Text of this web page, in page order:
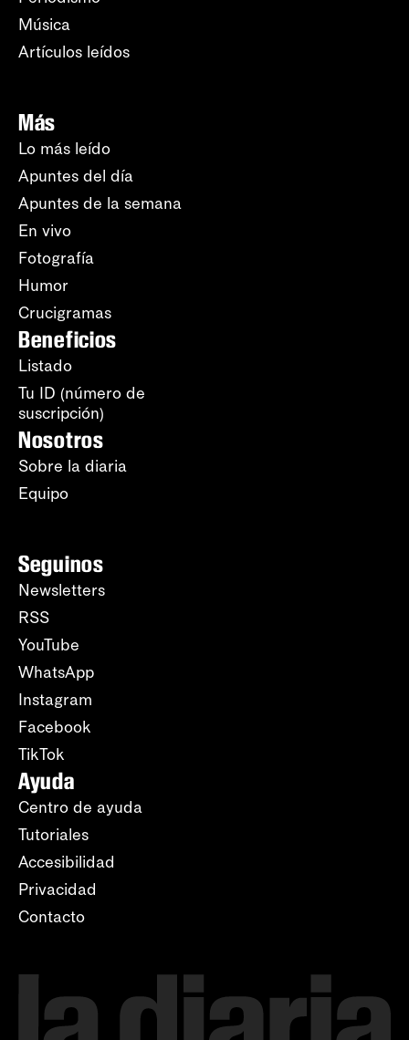
Música
Artículos leídos
Más
Lo más leído
Apuntes del día
Apuntes de la semana
En vivo
Fotografía
Humor
Crucigramas
Beneficios
Listado
Tu ID (número de
suscripción)
Nosotros
Sobre la diaria
Equipo
Seguinos
Newsletters
RSS
YouTube
WhatsApp
Instagram
Facebook
TikTok
Ayuda
Centro de ayuda
Tutoriales
Accesibilidad
Privacidad
Contacto